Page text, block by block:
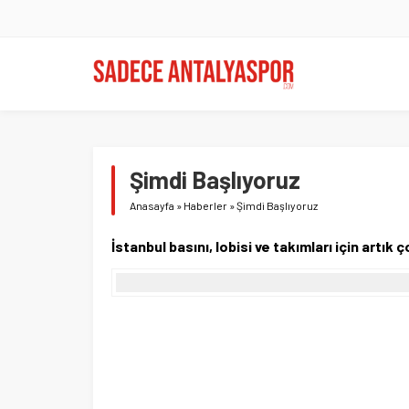
Şimdi Başlıyoruz
Anasayfa » Haberler »Şimdi Başlıyoruz
İstanbul basını, lobisi ve takımları için